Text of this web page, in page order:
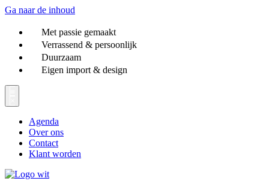
Ga naar de inhoud
Met passie gemaakt
Verrassend & persoonlijk
Duurzaam
Eigen import & design
Agenda
Over ons
Contact
Klant worden